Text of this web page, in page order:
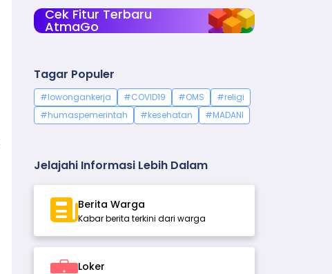
Cek Fitur Terbaru
AtmaGo
Tagar Populer
#lowongankerja #COVID19 #OMS
#religi
#humaspemerintah
#kesehatan #MADANI
Jelajahi Informasi Lebih Dalam
Berita Warga
Kabar berita terkini dari warga
Loker